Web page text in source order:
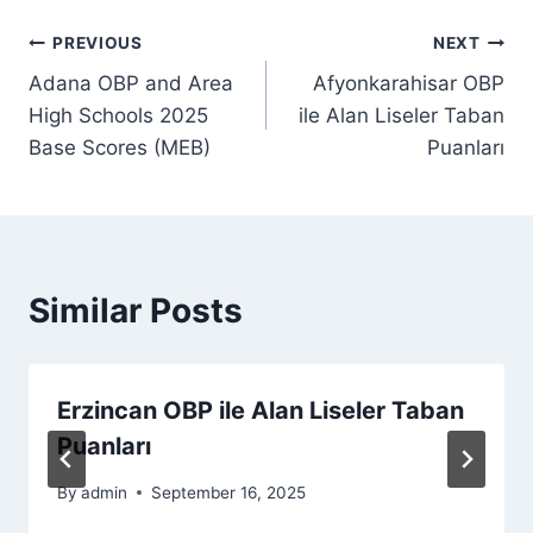
Post
navigation
PREVIOUS
Adana OBP and Area
High Schools 2025
Base Scores (MEB)
NEXT
Afyonkarahisar OBP
ile Alan Liseler Taban
Puanları
Similar Posts
Erzincan OBP ile Alan Liseler Taban
Puanları
Byadmin September 16, 2025